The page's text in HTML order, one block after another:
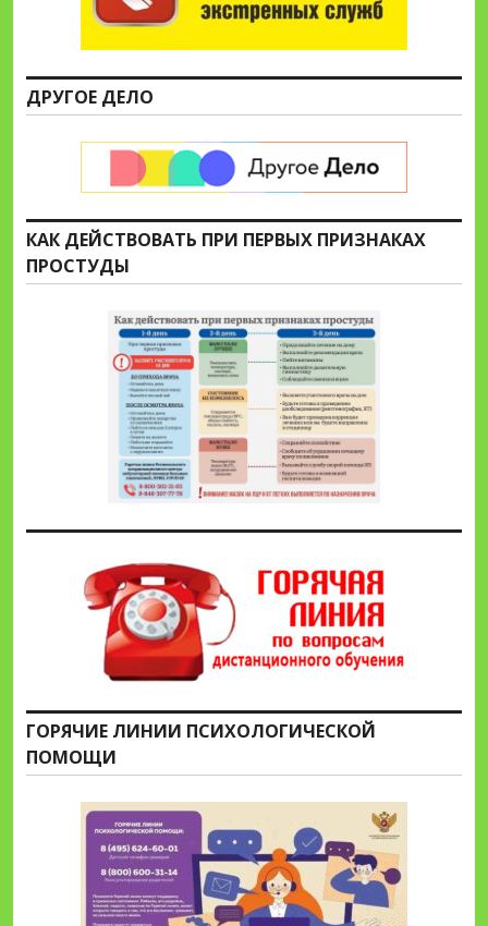
ДРУГОЕ ДЕЛО
КАК ДЕЙСТВОВАТЬ ПРИ ПЕРВЫХ ПРИЗНАКАХ
ПРОСТУДЫ
ГОРЯЧИЕ ЛИНИИ ПСИХОЛОГИЧЕСКОЙ
ПОМОЩИ